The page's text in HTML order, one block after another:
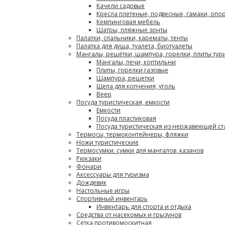
Качели садовые
Кресла плетеные, подвесные, гамаки,
Кемпинговая мебель
Шатры, пляжные зонты
Палатки, спальники, карематы, тенты
Палатка для душа, туалета, биотуалеты
Мангалы, решётки, шампура, горелки, плиты
Мангалы, печи, коптильни
Плиты, горелки газовые
Шампура, решетки
Щепа для копчения, уголь
Веер
Посуда туристическая, емкости
Емкости
Посуда пластиковая
Посуда туристическая из нержавеющей
Термосы, термоконтейнеры, фляжки
Ножи туристические
Термосумки. сумки для мангалов, казанов
Рюкзаки
Фонари
Аксессуары для туризма
Дождевик
Настольные игры
Спортивный инвентарь
Инвентарь для спорта и отдыха
Средства от насекомых и грызунов
Сетка противомоскитная